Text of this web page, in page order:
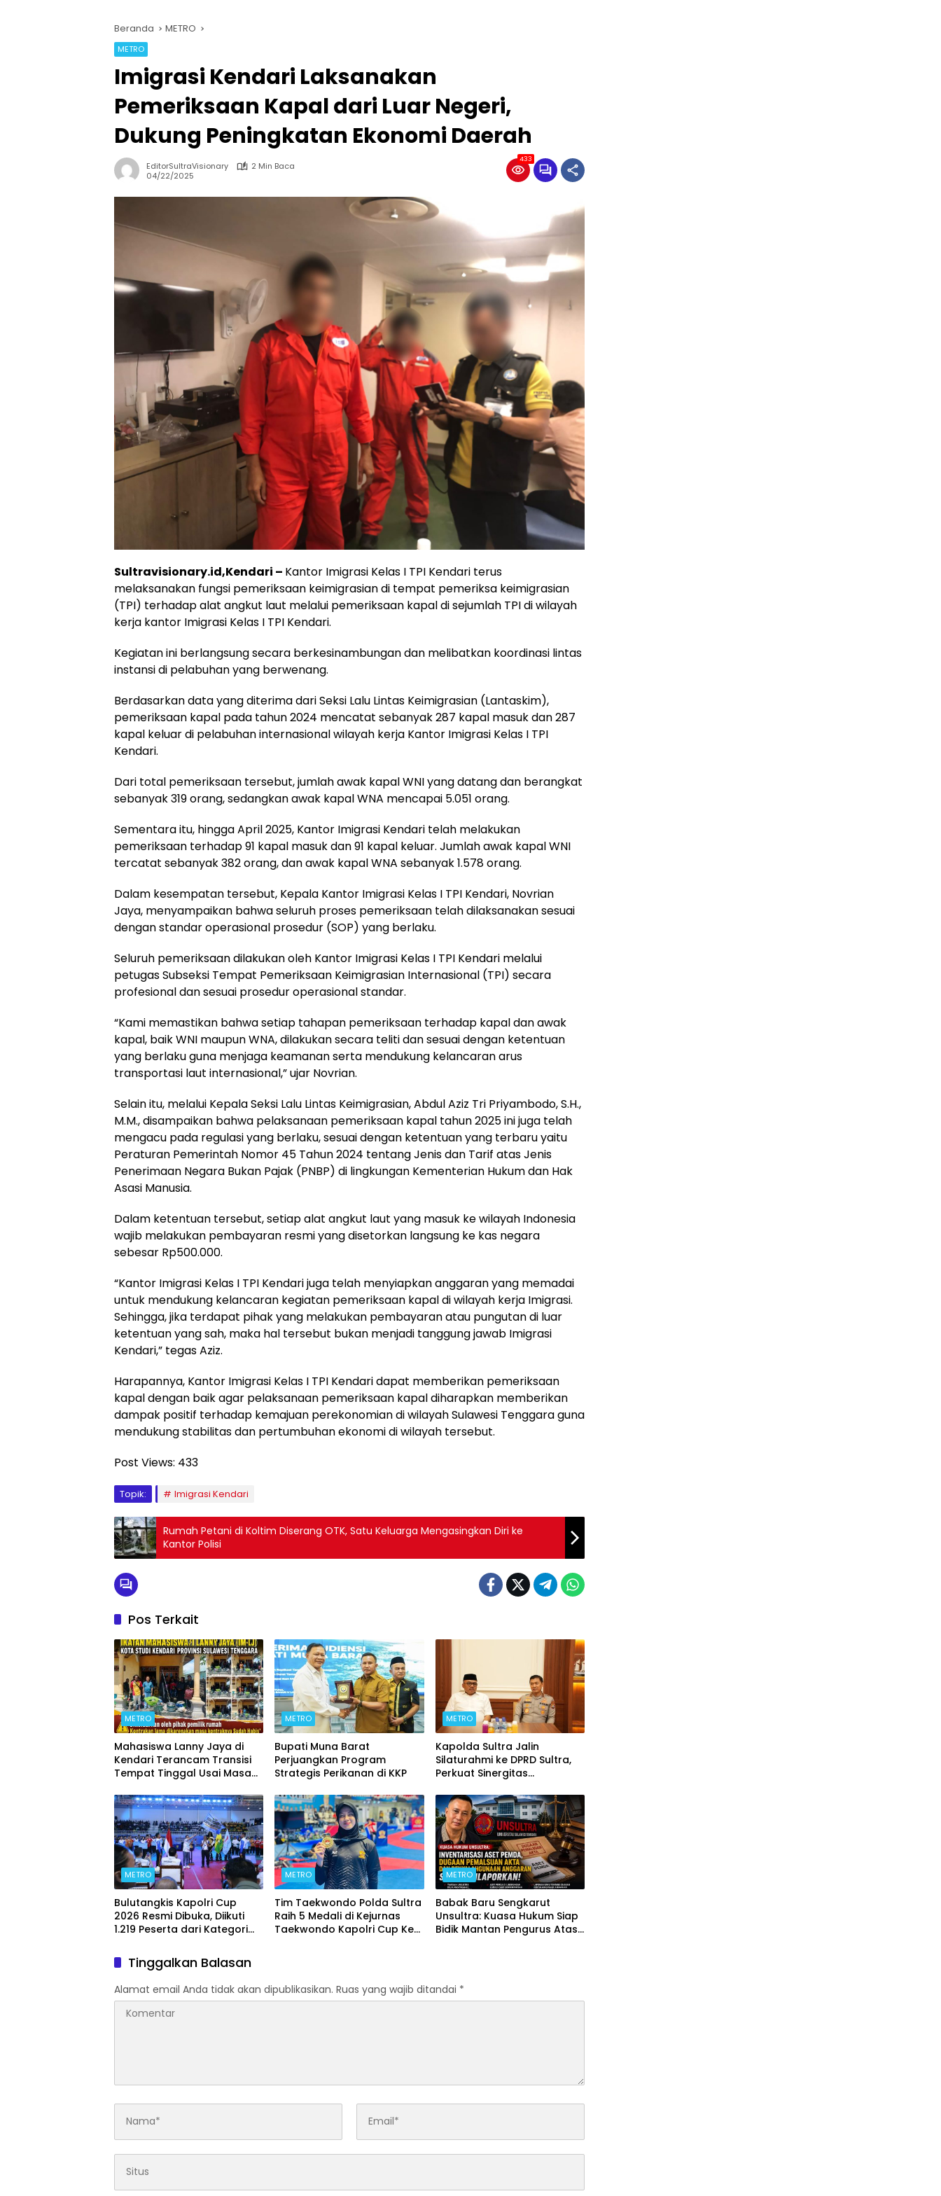
Beranda METRO
METRO
Imigrasi Kendari Laksanakan
Pemeriksaan Kapal dari Luar Negeri,
Dukung Peningkatan Ekonomi Daerah
EditorSultraVisionary
2 Min Baca
04/22/2025
433
Sultravisionary.id,Kendari – Kantor Imigrasi Kelas I TPI Kendari terus
melaksanakan fungsi pemeriksaan keimigrasian di tempat pemeriksa keimigrasian
(TPI) terhadap alat angkut laut melalui pemeriksaan kapal di sejumlah TPI di wilayah
kerja kantor Imigrasi Kelas I TPI Kendari.
Kegiatan ini berlangsung secara berkesinambungan dan melibatkan koordinasi lintas
instansi di pelabuhan yang berwenang.
Berdasarkan data yang diterima dari Seksi Lalu Lintas Keimigrasian (Lantaskim),
pemeriksaan kapal pada tahun 2024 mencatat sebanyak 287 kapal masuk dan 287
kapal keluar di pelabuhan internasional wilayah kerja Kantor Imigrasi Kelas I TPI
Kendari.
Dari total pemeriksaan tersebut, jumlah awak kapal WNI yang datang dan berangkat
sebanyak 319 orang, sedangkan awak kapal WNA mencapai 5.051 orang.
Sementara itu, hingga April 2025, Kantor Imigrasi Kendari telah melakukan
pemeriksaan terhadap 91 kapal masuk dan 91 kapal keluar. Jumlah awak kapal WNI
tercatat sebanyak 382 orang, dan awak kapal WNA sebanyak 1.578 orang.
Dalam kesempatan tersebut, Kepala Kantor Imigrasi Kelas I TPI Kendari, Novrian
Jaya, menyampaikan bahwa seluruh proses pemeriksaan telah dilaksanakan sesuai
dengan standar operasional prosedur (SOP) yang berlaku.
Seluruh pemeriksaan dilakukan oleh Kantor Imigrasi Kelas I TPI Kendari melalui
petugas Subseksi Tempat Pemeriksaan Keimigrasian Internasional (TPI) secara
profesional dan sesuai prosedur operasional standar.
“Kami memastikan bahwa setiap tahapan pemeriksaan terhadap kapal dan awak
kapal, baik WNI maupun WNA, dilakukan secara teliti dan sesuai dengan ketentuan
yang berlaku guna menjaga keamanan serta mendukung kelancaran arus
transportasi laut internasional,” ujar Novrian.
Selain itu, melalui Kepala Seksi Lalu Lintas Keimigrasian, Abdul Aziz Tri Priyambodo, S.H.,
M.M., disampaikan bahwa pelaksanaan pemeriksaan kapal tahun 2025 ini juga telah
mengacu pada regulasi yang berlaku, sesuai dengan ketentuan yang terbaru yaitu
Peraturan Pemerintah Nomor 45 Tahun 2024 tentang Jenis dan Tarif atas Jenis
Penerimaan Negara Bukan Pajak (PNBP) di lingkungan Kementerian Hukum dan Hak
Asasi Manusia.
Dalam ketentuan tersebut, setiap alat angkut laut yang masuk ke wilayah Indonesia
wajib melakukan pembayaran resmi yang disetorkan langsung ke kas negara
sebesar Rp500.000.
“Kantor Imigrasi Kelas I TPI Kendari juga telah menyiapkan anggaran yang memadai
untuk mendukung kelancaran kegiatan pemeriksaan kapal di wilayah kerja Imigrasi.
Sehingga, jika terdapat pihak yang melakukan pembayaran atau pungutan di luar
ketentuan yang sah, maka hal tersebut bukan menjadi tanggung jawab Imigrasi
Kendari,” tegas Aziz.
Harapannya, Kantor Imigrasi Kelas I TPI Kendari dapat memberikan pemeriksaan
kapal dengan baik agar pelaksanaan pemeriksaan kapal diharapkan memberikan
dampak positif terhadap kemajuan perekonomian di wilayah Sulawesi Tenggara guna
mendukung stabilitas dan pertumbuhan ekonomi di wilayah tersebut.
Post Views: 433
Topik: Imigrasi Kendari
Rumah Petani di Koltim Diserang OTK, Satu Keluarga Mengasingkan Diri ke
Kantor Polisi
Pos Terkait
METRO
Mahasiswa Lanny Jaya di
Kendari Terancam Transisi
Tempat Tinggal Usai Masa
METRO
Bupati Muna Barat
Perjuangkan Program
Strategis Perikanan di KKP
METRO
Kapolda Sultra Jalin
Silaturahmi ke DPRD Sultra,
Perkuat Sinergitas
Daerah
METRO
Bulutangkis Kapolri Cup
2026 Resmi Dibuka, Diikuti
1.219 Peserta dari Kategori
METRO
Tim Taekwondo Polda Sultra
Raih 5 Medali di Kejurnas
Taekwondo Kapolri Cup Ke-
METRO
Babak Baru Sengkarut
Unsultra: Kuasa Hukum Siap
Bidik Mantan Pengurus Atas
Tinggalkan Balasan
Alamat email Anda tidak akan dipublikasikan. Ruas yang wajib ditandai *